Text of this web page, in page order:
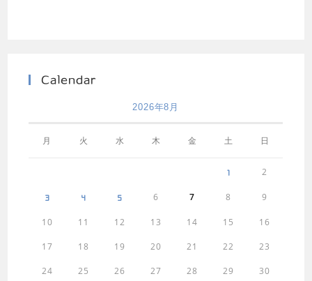
Calendar
2026年8月
月 火 水 木 金 土 日
1 2
3 4 5 6 7 8 9
10 11 12 13 14 15 16
17 18 19 20 21 22 23
24 25 26 27 28 29 30